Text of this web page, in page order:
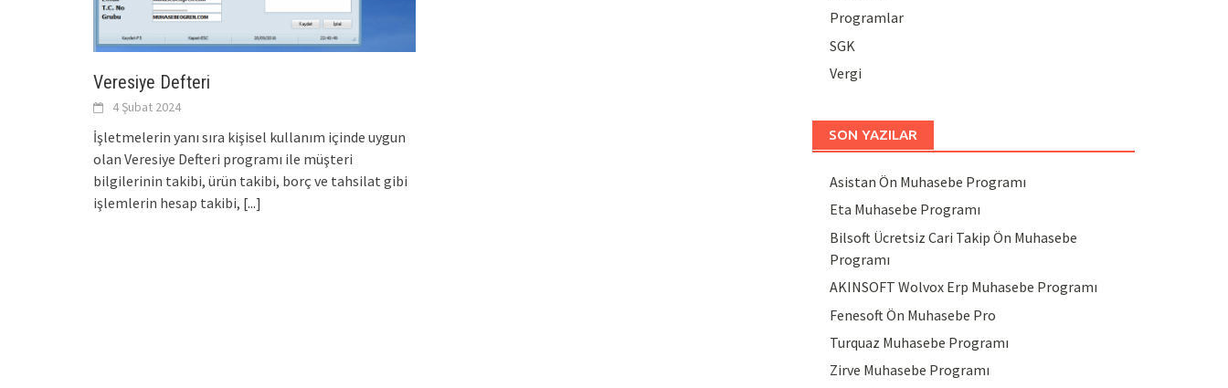
Veresiye Defteri
4 Şubat 2024
İşletmelerin yanı sıra kişisel kullanım içinde uygun
olan Veresiye Defteri programı ile müşteri
bilgilerinin takibi, ürün takibi, borç ve tahsilat gibi
işlemlerin hesap takibi, [...]
Programlar
SGK
Vergi
SON YAZILAR
Asistan Ön Muhasebe Programı
Eta Muhasebe Programı
Bilsoft Ücretsiz Cari Takip Ön Muhasebe
Programı
AKINSOFT Wolvox Erp Muhasebe Programı
Fenesoft Ön Muhasebe Pro
Turquaz Muhasebe Programı
Zirve Muhasebe Programı